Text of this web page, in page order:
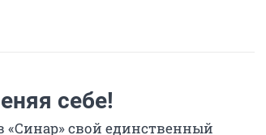
себе!
«Синар» свой единственный